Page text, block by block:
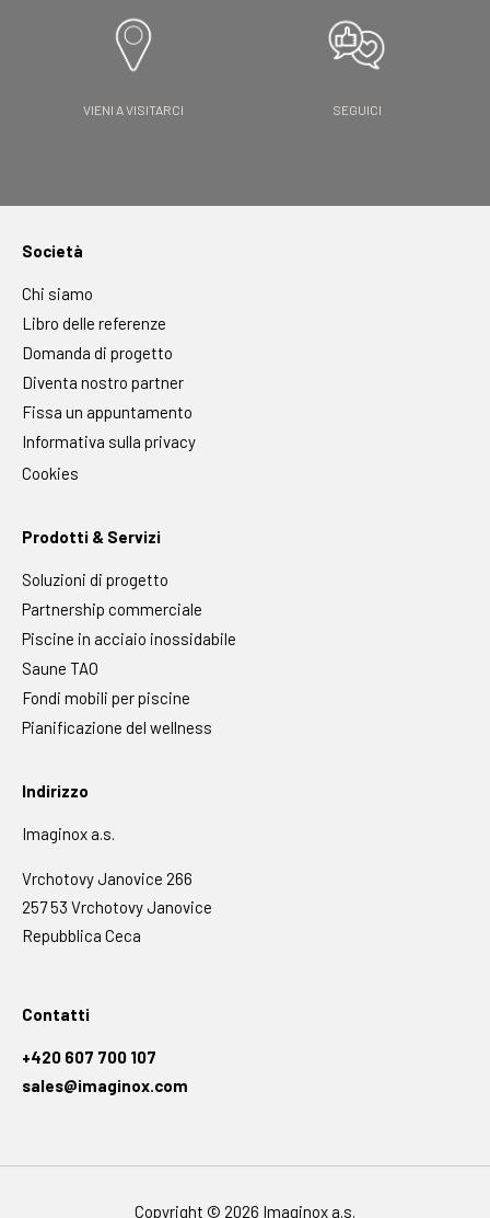
VIENI A VISITARCI SEGUICI
Società
Chi siamo
Libro delle referenze
Domanda di progetto
Diventa nostro partner
Fissa un appuntamento
Informativa sulla privacy
Cookies
Prodotti & Servizi
Soluzioni di progetto
Partnership commerciale
Piscine in acciaio inossidabile
Saune TAO
Fondi mobili per piscine
Pianificazione del wellness
Indirizzo
Imaginox a.s.
Vrchotovy Janovice 266
257 53 Vrchotovy Janovice
Repubblica Ceca
Contatti
+420 607 700 107
sales@imaginox.com
Copyright © 2026 Imaginox a.s.